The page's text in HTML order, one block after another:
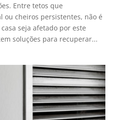
Entre tetos que
ou cheiros persistentes, não é
seja afetado por este
soluções para recuperar...